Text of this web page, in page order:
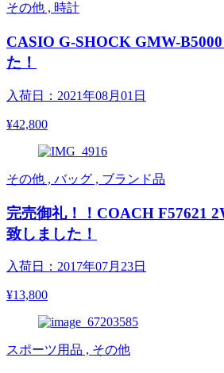
その他 , 時計
CASIO G-SHOCK GMW-
た！
入荷日：2021年08月01日
¥42,800
その他 , バッグ , ブランド品
完売御礼！！COACH F57621
致しました！
入荷日：2017年07月23日
¥13,800
スポーツ用品 , その他